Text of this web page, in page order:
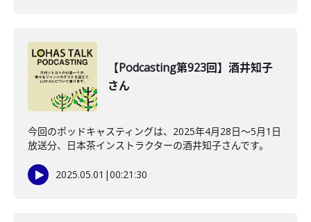
【Podcasting第923回】酒井知子
さん
今回のポッドキャスティングは、2025年4月28日～5月1日
放送分、日本茶インストラクターの酒井知子さんです。
2025.05.01 |00:21:30